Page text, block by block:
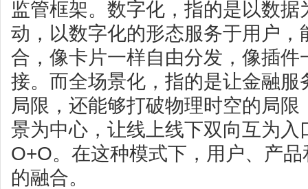
监管框架。数字化，指的是以数
动，以数字化的形态服务于用户，
合，像卡片一样自由分发，像插件
接。而全场景化，指的是让金融服
局限，还能够打破物理时空的局
景为中心，让线上线下双向互为入
O+O。在这种模式下，用户、产
的融合。